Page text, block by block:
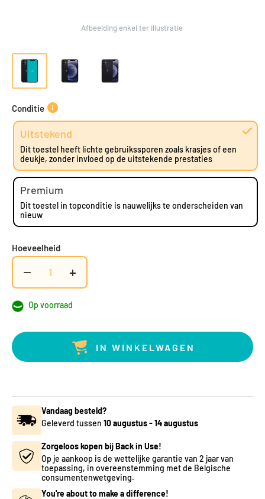
Afbeelding enkel ter illustratie
Conditie
Uitstekend
Dit toestel heeft lichte gebruikssporen zoals krasjes of een
deukje, zonder invloed op de uitstekende prestaties
Premium
Dit toestel in topconditie is nauwelijks te onderscheiden van
nieuw
Hoeveelheid
− +
Op voorraad
IN WINKELWAGEN
Vandaag besteld?
Geleverd tussen 10 augustus-14 augustus
Zorgeloos kopen bij Back in Use!
Op je aankoop is de wettelijke garantie van 2 jaar van
toepassing, in overeenstemming met de Belgische
consumentenwetgeving.
You're about to make a difference!